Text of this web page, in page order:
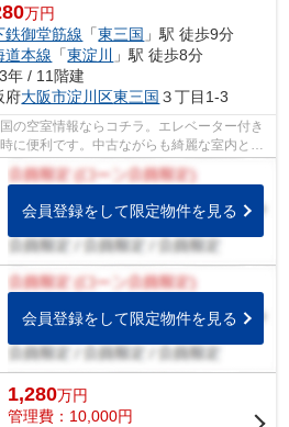
万円
鉄御堂筋線 「東三国 」駅 徒歩9分
道本線 「東淀川
」駅 徒歩8分
年 / 11階建
府大阪市淀川区東三国 ３丁目1-3
の空室情報ならコチラ。エレベーター付き
に便利です。中古ながらも綺麗な室内と魅
徒歩9...
会員登録をして限定物件を見る
会員登録をして限定物件を見る
1,280万円
管理費：10,000円